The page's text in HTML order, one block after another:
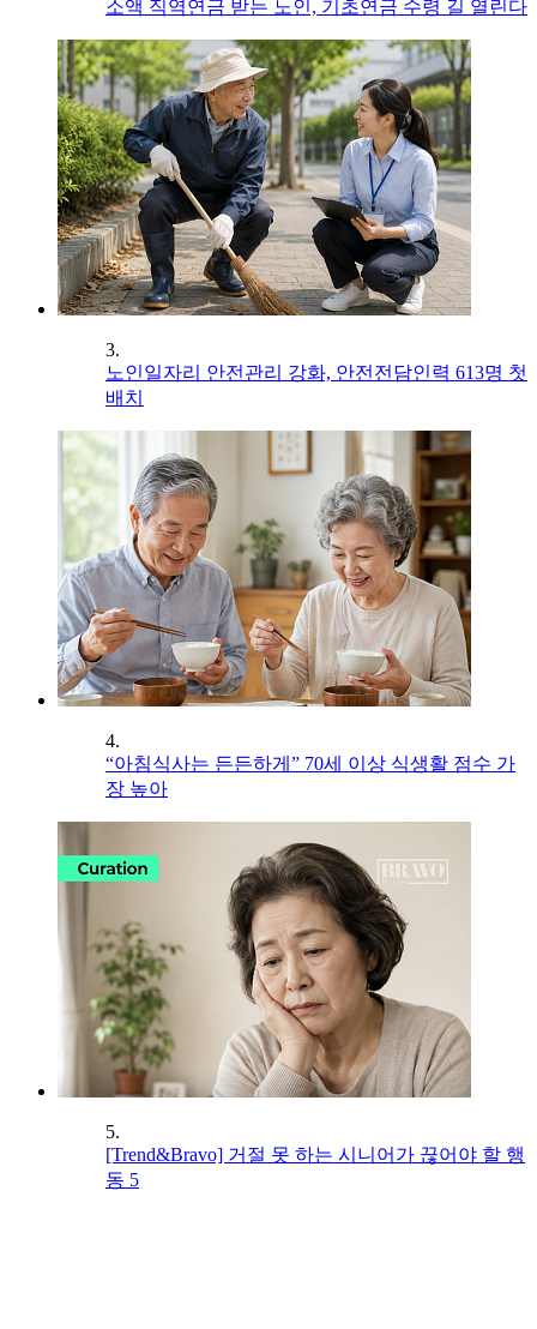
소액 직역연금 받는 노인, 기초연금 수령 길 열린다
3.
노인일자리 안전관리 강화, 안전전담인력 613명 첫
배치
4.
“아침식사는 든든하게” 70세 이상 식생활 점수 가
장 높아
5.
[Trend&Bravo] 거절 못 하는 시니어가 끊어야 할 행
동 5